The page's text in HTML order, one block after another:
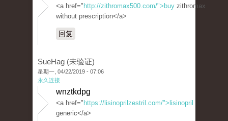
<a href=" http://zithromax500.com/">buy zithromax
without prescription</a>
回复
SueHag (未验证)
星期一, 04/22/2019 - 07:06
永久连接
wnztkdpg
<a href=" https://lisinoprilzestril.com/">lisinopril
generic</a>